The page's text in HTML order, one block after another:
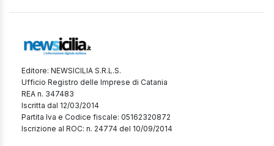
Editore: NEWSICILIA S.R.L.S.
Ufficio Registro delle Imprese di Catania
REA n. 347483
Iscritta dal 12/03/2014
Partita Iva e Codice fiscale: 05162320872
Iscrizione al ROC: n. 24774 del 10/09/2014